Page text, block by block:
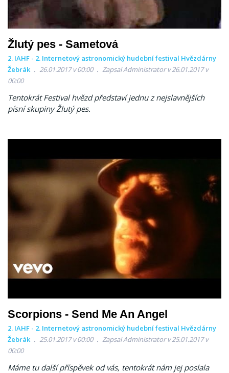
Žlutý pes - Sametová
2. IAHF - 2. Internetový astronomický hudební festival Hvězdárny
Žebrák
26.01.2017 v 00:00
Zapsal Administrator v 26.01.2017 v
00:00
Tentokrát Festival hvězd představí jednu z nejslavnějších
písní skupiny Žlutý pes.
Scorpions - Send Me An Angel
2. IAHF - 2. Internetový astronomický hudební festival Hvězdárny
Žebrák
25.01.2017 v 00:00
Zapsal Administrator v 25.01.2017 v
00:00
Máme tu další příspěvek od vás, tentokrát nám jej poslala